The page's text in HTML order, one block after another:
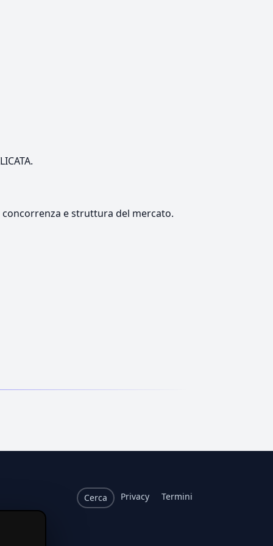
e struttura del mercato.
Cerca Privacy Termini